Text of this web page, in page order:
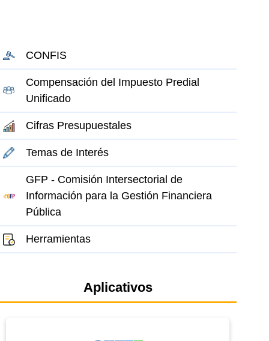
CONFIS
Compensación del Impuesto Predial
Unificado
Cifras Presupuestales
Temas de Interés
GFP - Comisión Intersectorial de
Información para la Gestión Financiera
Pública
Herramientas
Aplicativos